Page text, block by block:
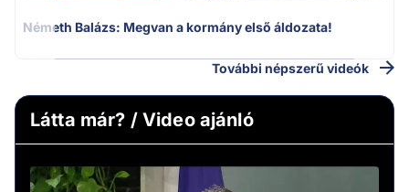
Németh Balázs: Megvan a kormány első áldozata!
További népszerű videók
Látta már? / Video ajánló